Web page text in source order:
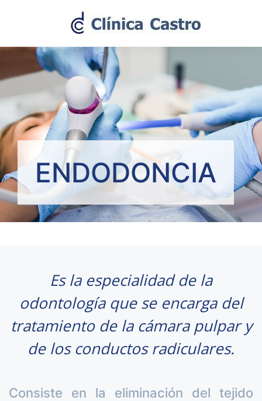
ENDODONCIA
Es la especialidad de la
odontología que se encarga del
tratamiento de la cámara pulpar y
de los conductos radiculares.
Consiste en la eliminación del tejido